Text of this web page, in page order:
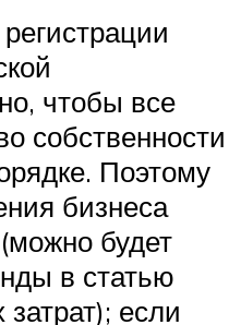
чтобы все
собственности
Поэтому
бизнеса
будет
в статью
если